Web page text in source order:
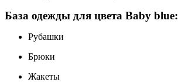
База одежды для цвета Baby blue:
Рубашки
Брюки
Жакеты